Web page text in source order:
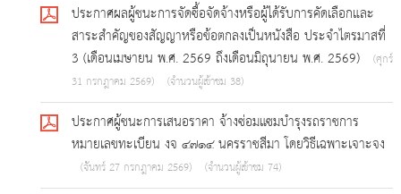
ประกาศผลผู้ชนะการจัดซื้อจัดจ้างหรือผู้ได้รับการคัดเลือกและ
สาระสำคัญของสัญญาหรือข้อตกลงเป็นหนังสือ ประจำไตรมาสที่
3 (เดือนเมษายน พ.ศ. 2569 ถึงเดือนมิถุนายน พ.ศ. 2569)
(ศุกร์
31 กรกฎาคม 2569)
(จำนวนผู้เข้าชม 38)
ประกาศผู้ชนะการเสนอราคา จ้างซ่อมแซมบำรุงรถราชการ
หมายเลขทะเบียน งจ ๔๗๑๔ นครราชสีมา โดยวิธีเฉพาะเจาะจง
(จันทร์ 27 กรกฎาคม 2569) (จำนวนผู้เข้าชม 74)